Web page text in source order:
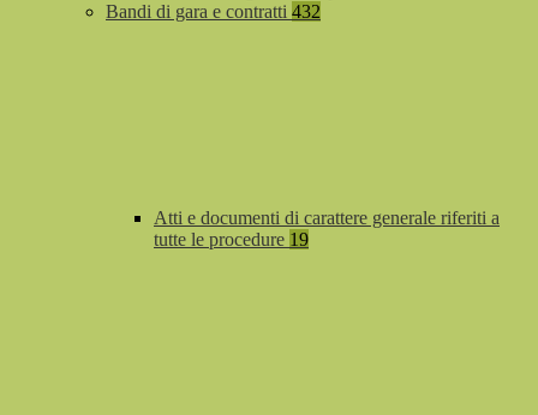
Bandi di gara e contratti 432
Atti e documenti di carattere generale riferiti a
tutte le procedure 19